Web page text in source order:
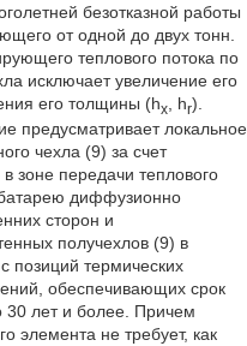
безотказной работы
от одной до двух тонн.
теплового потока по
исключает увеличение его
его толщины (hx, hr).
предусматривает локальное
чехла (9) за счет
зоне передачи теплового
батарею диффузионно
сторон и
получехлов (9) в
позиций термических
обеспечивающих срок
30 лет и более. Причем
элемента не требует, как